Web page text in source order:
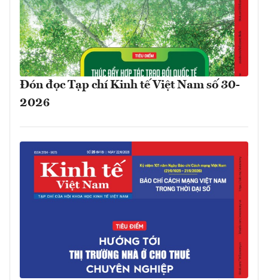
Đón đọc Tạp chí Kinh tế Việt Nam số 30-
2026